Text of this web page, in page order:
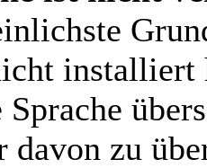
installiert
zu